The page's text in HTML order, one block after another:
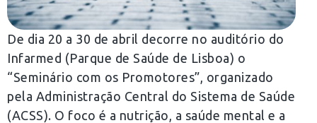
De dia 20 a 30 de abril decorre no auditório do
Infarmed (Parque de Saúde de Lisboa) o
“Seminário com os Promotores”, organizado
pela Administração Central do Sistema de Saúde
(ACSS). O foco é a nutrição, a saúde mental e a